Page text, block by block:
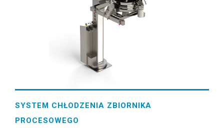
SYSTEM CHŁODZENIA ZBIORNIKA
PROCESOWEGO